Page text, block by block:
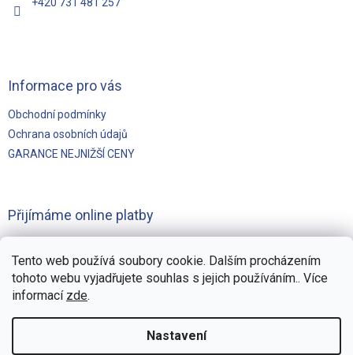
Tento web používá soubory cookie. Dalším procházením
tohoto webu vyjadřujete souhlas s jejich používáním.. Více
informací zde.
Nastavení
+420 731 481 257
Informace pro vás
Obchodní podmínky
Ochrana osobních údajů
GARANCE NEJNIŽŠÍ CENY
Přijímáme online platby